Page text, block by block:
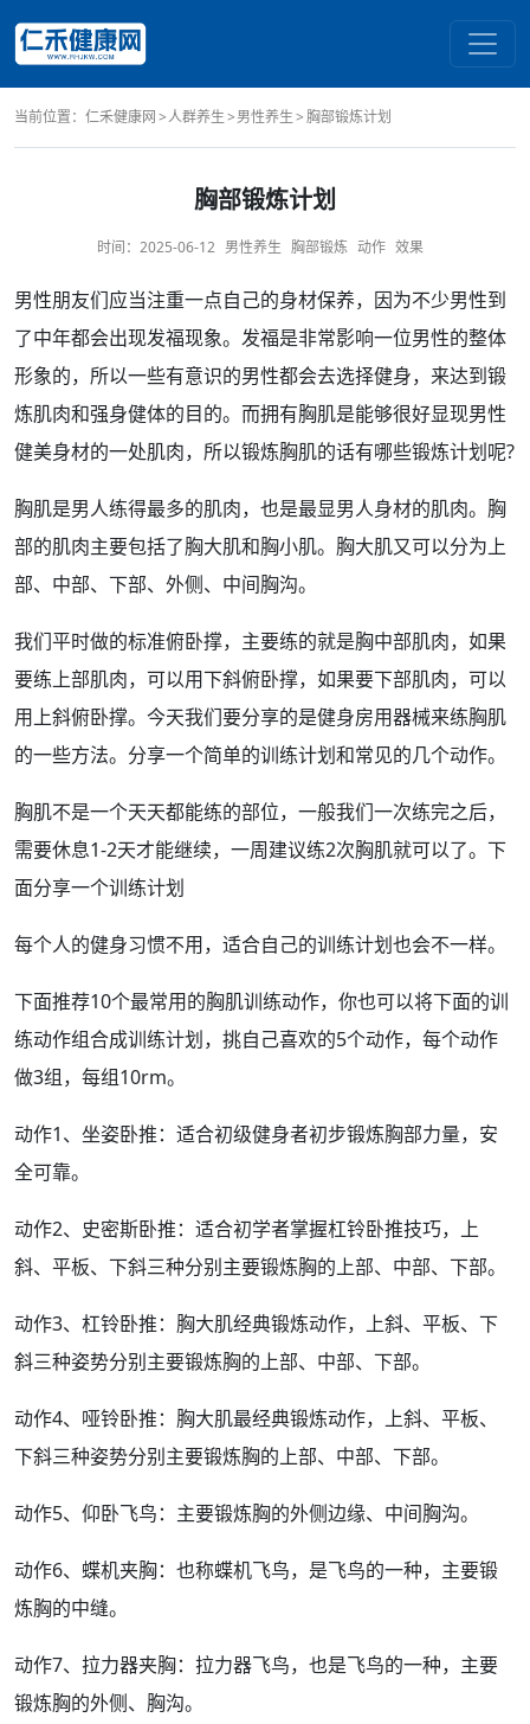
当前位置： 仁禾健康网 人群养生 男性养生 胸部锻炼计划
胸部锻炼计划
时间： 2025-06-12 男性养生 胸部锻炼 动作 效果
男性朋友们应当注重一点自己的身材保养，因为不少男性到
了中年都会出现发福现象。发福是非常影响一位男性的整体
形象的，所以一些有意识的男性都会去选择健身，来达到锻
炼肌肉和强身健体的目的。而拥有胸肌是能够很好显现男性
健美身材的一处肌肉，所以锻炼胸肌的话有哪些锻炼计划呢?
胸肌是男人练得最多的肌肉，也是最显男人身材的肌肉。胸
部的肌肉主要包括了胸大肌和胸小肌。胸大肌又可以分为上
部、中部、下部、外侧、中间胸沟。
我们平时做的标准俯卧撑，主要练的就是胸中部肌肉，如果
要练上部肌肉，可以用下斜俯卧撑，如果要下部肌肉，可以
用上斜俯卧撑。今天我们要分享的是健身房用器械来练胸肌
的一些方法。分享一个简单的训练计划和常见的几个动作。
胸肌不是一个天天都能练的部位，一般我们一次练完之后，
需要休息1-2天才能继续，一周建议练2次胸肌就可以了。下
面分享一个训练计划
每个人的健身习惯不用，适合自己的训练计划也会不一样。
下面推荐10个最常用的胸肌训练动作，你也可以将下面的训
练动作组合成训练计划，挑自己喜欢的5个动作，每个动作
做3组，每组10rm。
动作1、坐姿卧推：适合初级健身者初步锻炼胸部力量，安
全可靠。
动作2、史密斯卧推：适合初学者掌握杠铃卧推技巧，上
斜、平板、下斜三种分别主要锻炼胸的上部、中部、下部。
动作3、杠铃卧推：胸大肌经典锻炼动作，上斜、平板、下
斜三种姿势分别主要锻炼胸的上部、中部、下部。
动作4、哑铃卧推：胸大肌最经典锻炼动作，上斜、平板、
下斜三种姿势分别主要锻炼胸的上部、中部、下部。
动作5、仰卧飞鸟：主要锻炼胸的外侧边缘、中间胸沟。
动作6、蝶机夹胸：也称蝶机飞鸟，是飞鸟的一种，主要锻
炼胸的中缝。
动作7、拉力器夹胸：拉力器飞鸟，也是飞鸟的一种，主要
锻炼胸的外侧、胸沟。